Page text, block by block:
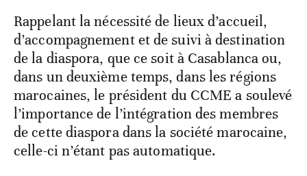
Rappelant la nécessité de lieux d’accueil,
d’accompagnement et de suivi à destination
de la diaspora, que ce soit à Casablanca ou,
dans un deuxième temps, dans les régions
marocaines, le président du CCME a soulevé
l’importance de l’intégration des membres
de cette diaspora dans la société marocaine,
celle-ci n’étant pas automatique.